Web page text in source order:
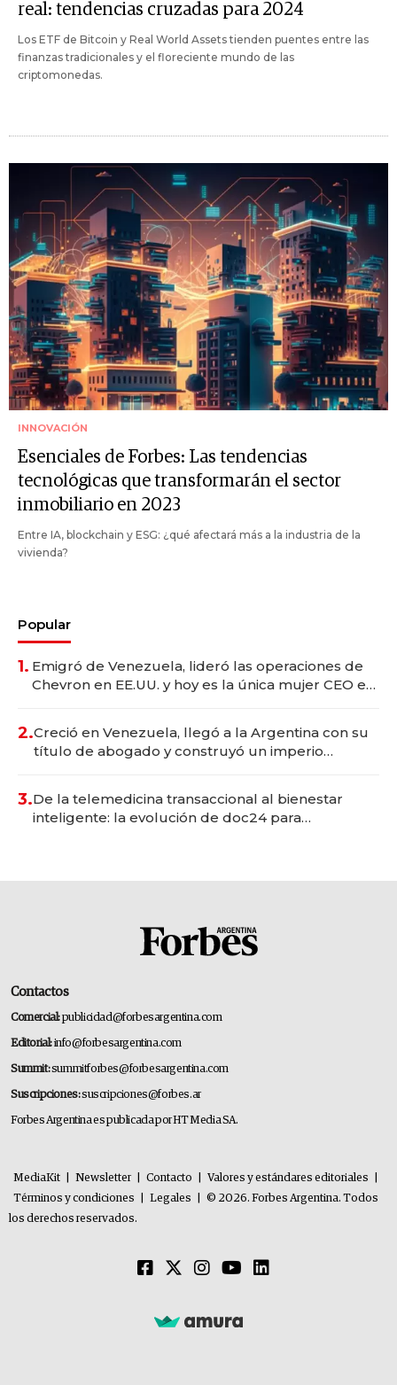
real: tendencias cruzadas para 2024
Los ETF de Bitcoin y Real World Assets tienden puentes entre las
finanzas tradicionales y el floreciente mundo de las
criptomonedas.
INNOVACIÓN
Esenciales de Forbes: Las tendencias
tecnológicas que transformarán el sector
inmobiliario en 2023
Entre IA, blockchain y ESG: ¿qué afectará más a la industria de la
vivienda?
Popular
1. Emigró de Venezuela, lideró las operaciones de
Chevron en EE.UU. y hoy es la única mujer CEO en
2.Creció en Venezuela, llegó a la Argentina con su
título de abogado y construyó un imperio
3.De la telemedicina transaccional al bienestar
inteligente: la evolución de doc24 para
Contactos
Comercial:publicidad@forbesargentina.com
Editorial:info@forbesargentina.com
Summit:summitforbes@forbesargentina.com
Suscripciones:suscripciones@forbes.ar
Forbes Argentina es publicada por HT Media SA.
MediaKit Newsletter Contacto Valores y estándares editoriales
Términos y condiciones
Legales
© 2026. Forbes Argentina. Todos
los derechos reservados.